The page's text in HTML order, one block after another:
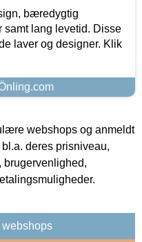
bæredygtig
samt lang levetid. Disse
laver og designer. Klik
webshops og anmeldt
deres prisniveau,
brugervenlighed,
webshops